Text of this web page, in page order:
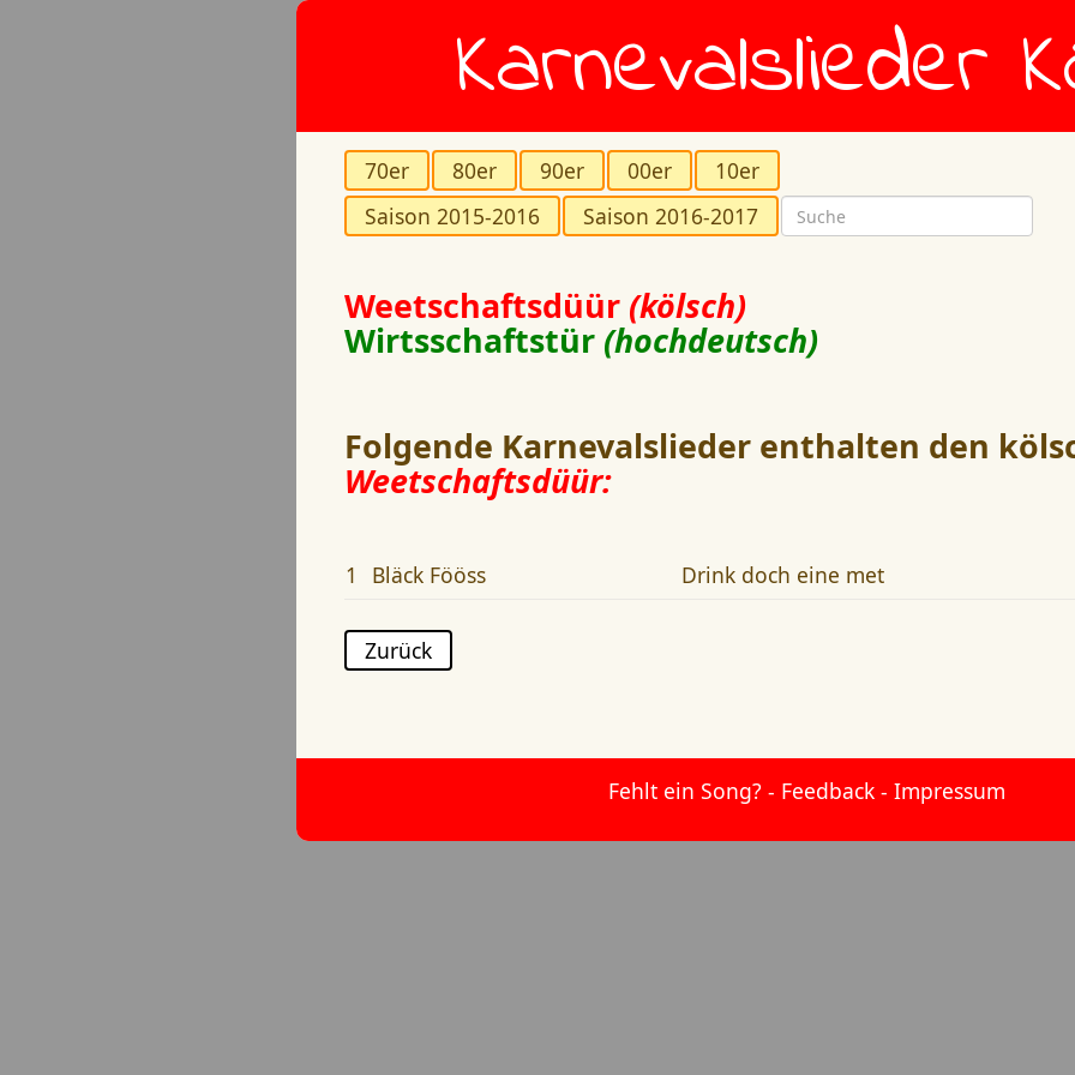
Karnevalslieder
70er 80er 90er 00er
10er
Saison 2015-2016
Saison 2016-2017
Weetschaftsdüür (kölsch)
Wirtsschaftstür (hochdeutsch)
Folgende Karnevalslieder enthalten den
Weetschaftsdüür:
1 Bläck Fööss Drink doch eine met
Zurück
Fehlt ein Song? - Feedback- Impressum